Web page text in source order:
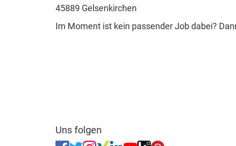
45889 Gelsenkirchen
Im Moment ist kein passender Job dabei?
Uns folgen